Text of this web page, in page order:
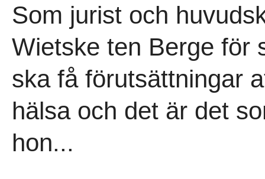
Som jurist och
Wietske ten Berge för
ska få förutsättningar
hälsa och det är det
hon...